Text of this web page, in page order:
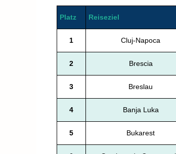
Platz Reiseziel
1 Cluj-Napoca
2 Brescia
3 Breslau
4 Banja Luka
5 Bukarest